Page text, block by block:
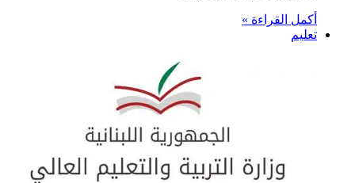
أكمل القراءة »
تعليم